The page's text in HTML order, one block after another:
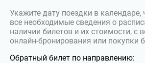
Укажите дату поездки в календаре,
все необходимые сведения о
наличии билетов и их стоимости, с
онлайн-бронирования или покупки
Обратный билет по направлению: